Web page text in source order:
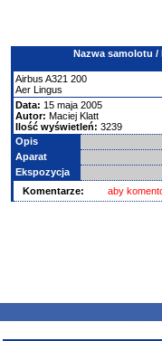
Nazwa samolotu
Airbus A321 200
Aer Lingus
Data: 15 maja 2005
Autor: Maciej Klatt
Ilość wyświetleń: 3239
Opis
Aparat
Ekspozycja
Komentarze:
aby